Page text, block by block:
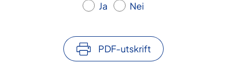
Ja Nei
PDF-utskrift